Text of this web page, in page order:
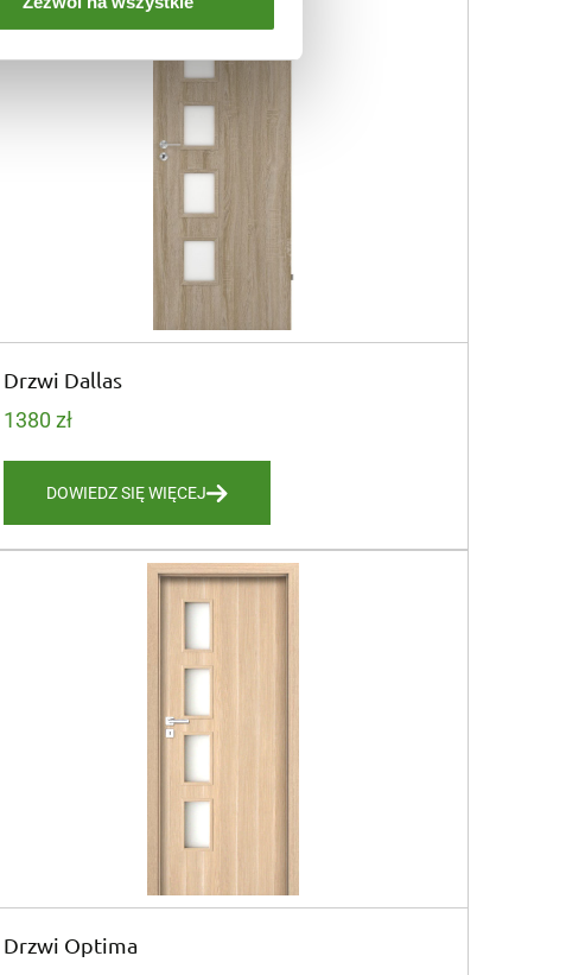
Drzwi Dallas
1380 zł
DOWIEDZ SIĘ WIĘCEJ
Drzwi Optima